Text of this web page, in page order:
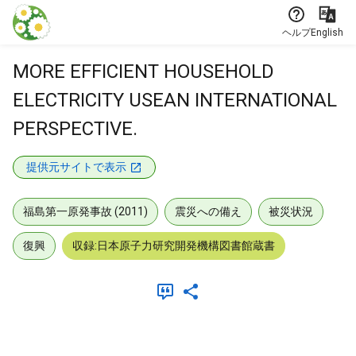
本文に飛ぶ
ヘルプEnglish
MORE EFFICIENT HOUSEHOLD
ELECTRICITY USEAN INTERNATIONAL
PERSPECTIVE.
提供元サイトで表示
福島第一原発事故 (2011) 震災への備え 被災状況
復興 収録:日本原子力研究開発機構図書館蔵書